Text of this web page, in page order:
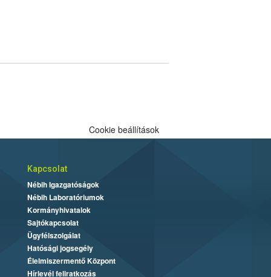
Cookie beállítások
Kapcsolat
Nébih Igazgatóságok
Nébih Laboratóriumok
Kormányhivatalok
Sajtókapcsolat
Ügyfélszolgálat
Hatósági jogsegély
Élelmiszermentő Központ
Hírlevél feliratkozás